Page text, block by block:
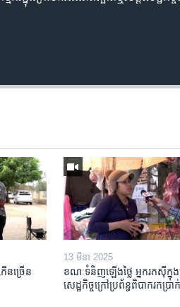
ើន​ច្រើន​
13 មីនា 2025
ខណៈទំនិញឡើងថ្លៃ អ្នករកស៊ីក្នុ
សេដ្ឋកិច្ចក្រៅ​ប្រព័ន្ធពិបាក​រក​ប្